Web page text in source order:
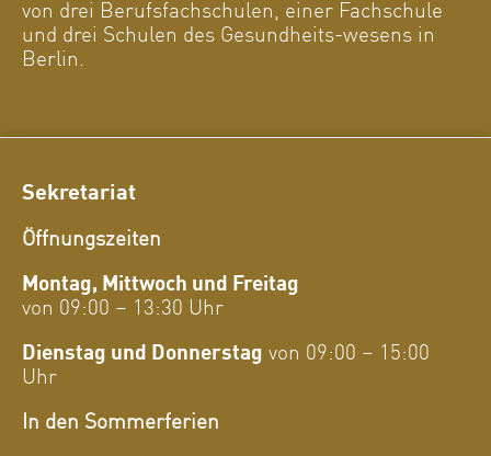
von drei Berufsfachschulen, einer Fachschule
und drei Schulen des Gesundheits-wesens in
Berlin.
Sekretariat
Öffnungszeiten
Montag, Mittwoch und Freitag
von 09:00 – 13:30 Uhr
Dienstag und Donnerstag von 09:00 – 15:00
Uhr
In den Sommerferien